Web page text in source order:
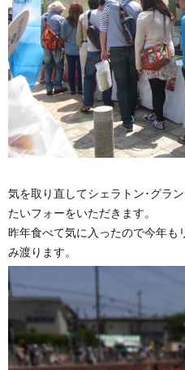
気を取り直してシェラトン･グラ
たいフォーをいただきます。
昨年食べて気に入ったので今年も
み渡ります。